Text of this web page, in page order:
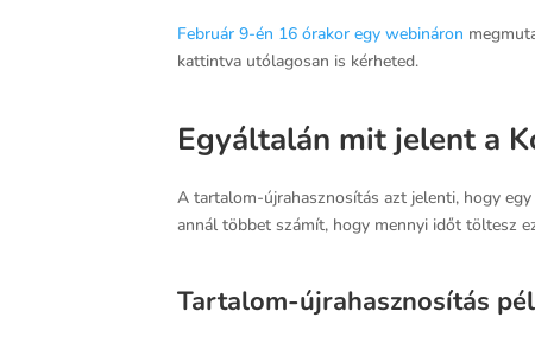
Február 9-én 16 órakor egy webináron
kattintva utólagosan is kérheted.
Egyáltalán mit jelent a
A tartalom-újrahasznosítás azt jelenti, hogy
annál többet számít, hogy mennyi időt töltesz
Tartalom-újrahasznosítás